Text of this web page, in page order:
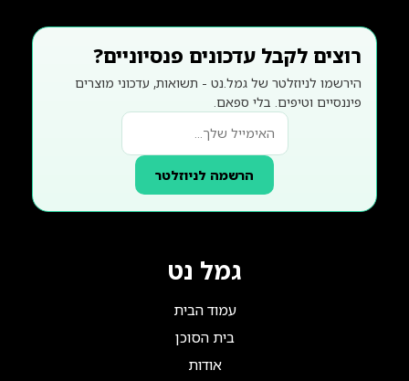
רוצים לקבל עדכונים פנסיוניים?
הירשמו לניוזלטר של גמל.נט - תשואות, עדכוני מוצרים
פיננסיים וטיפים. בלי ספאם.
הרשמה לניוזלטר
גמל נט
עמוד הבית
בית הסוכן
אודות